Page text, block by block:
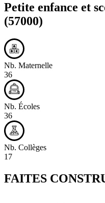
Petite enfance et
(57000)
Nb. Maternelle
36
Nb. Écoles
36
Nb. Collèges
17
FAITES